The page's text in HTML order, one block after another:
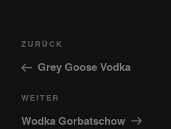
Beitragsnavigation
Vorheriger
Beitrag
ZURÜCK
Grey Goose Vodka
Nächster
Beitrag
WEITER
Wodka Gorbatschow